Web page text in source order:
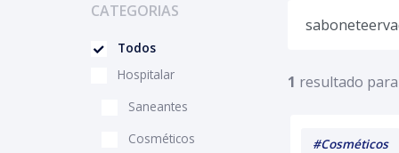
CATEGORIAS
Todos
Hospitalar
Saneantes
Cosméticos
1 resultado
#Cosméticos